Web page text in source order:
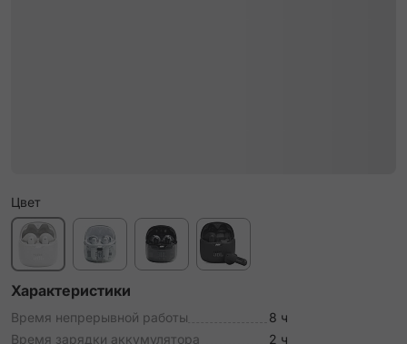
Цвет
Характеристики
Время непрерывной работы
8 ч
Время зарядки аккумулятора
2 ч